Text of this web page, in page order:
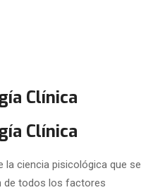
Clínica
Clínica
la ciencia pisicológica que
de todos los factores